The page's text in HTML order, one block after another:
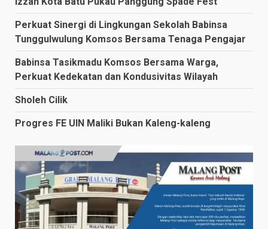
Perkuat Sinergi di Lingkungan Sekolah Babinsa
Tunggulwulung Komsos Bersama Tenaga Pengajar
Babinsa Tasikmadu Komsos Bersama Warga,
Perkuat Kedekatan dan Kondusivitas Wilayah
Sholeh Cilik
Progres FE UIN Maliki Bukan Kaleng-kaleng